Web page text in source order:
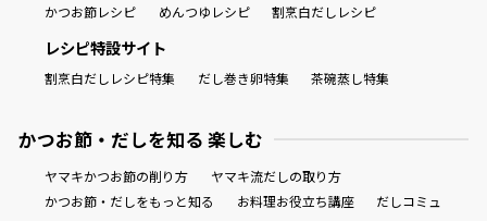
かつお節レシピ めんつゆレシピ 割烹白だしレシピ
レシピ特設サイト
割烹白だしレシピ特集 だし巻き卵特集 茶碗蒸し特集
かつお節・だしを知る 楽しむ
ヤマキかつお節の削り方
ヤマキ流だしの取り方
かつお節・だしをもっと知る
お料理お役立ち講座 だしコミュ